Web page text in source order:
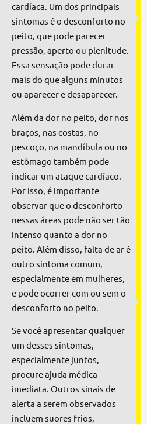
cardíaca. Um dos principais
sintomas é o desconforto no
peito, que pode parecer
pressão, aperto ou plenitude.
Essa sensação pode durar
mais do que alguns minutos
ou aparecer e desaparecer.
Além da dor no peito, dor nos
braços, nas costas, no
pescoço, na mandíbula ou no
estômago também pode
indicar um ataque cardíaco.
Por isso, é importante
observar que o desconforto
nessas áreas pode não ser tão
intenso quanto a dor no
peito. Além disso, falta de ar é
outro sintoma comum,
especialmente em mulheres,
e pode ocorrer com ou sem o
desconforto no peito.
Se você apresentar qualquer
um desses sintomas,
especialmente juntos,
procure ajuda médica
imediata. Outros sinais de
alerta a serem observados
incluem suores frios,